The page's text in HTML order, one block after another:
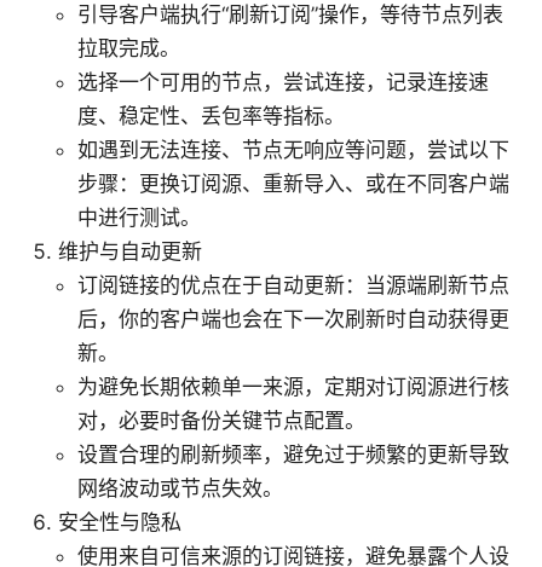
引导客户端执行“刷新订阅”操作，等待节点列表
拉取完成。
选择一个可用的节点，尝试连接，记录连接速
度、稳定性、丢包率等指标。
如遇到无法连接、节点无响应等问题，尝试以下
步骤：更换订阅源、重新导入、或在不同客户端
中进行测试。
维护与自动更新
订阅链接的优点在于自动更新：当源端刷新节点
后，你的客户端也会在下一次刷新时自动获得更
新。
为避免长期依赖单一来源，定期对订阅源进行核
对，必要时备份关键节点配置。
设置合理的刷新频率，避免过于频繁的更新导致
网络波动或节点失效。
安全性与隐私
使用来自可信来源的订阅链接，避免暴露个人设